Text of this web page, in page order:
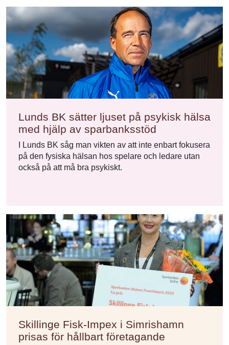
Lunds BK sätter ljuset på psykisk hälsa
med hjälp av sparbanksstöd
I Lunds BK såg man vikten av att inte enbart fokusera
på den fysiska hälsan hos spelare och ledare utan
också på att må bra psykiskt.
Skillinge Fisk-Impex i Simrishamn
prisas för hållbart företagande